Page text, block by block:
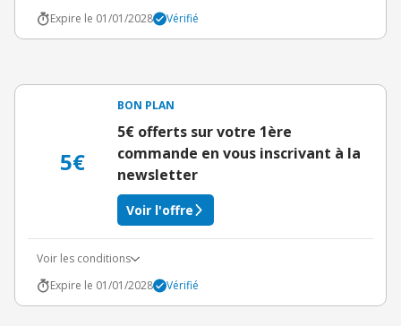
Expire le 01/01/2028
Vérifié
5€
BON PLAN
5€ offerts sur votre 1ère
commande en vous inscrivant à la
newsletter
Voir l'offre
Voir les conditions
Expire le 01/01/2028
Vérifié